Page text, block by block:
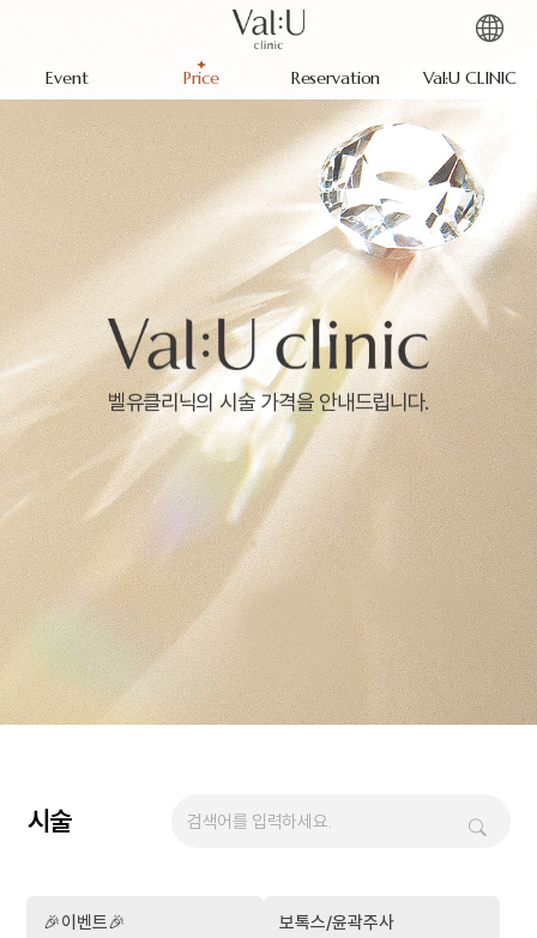
Event Price Reservation Val:U CLINIC
벨유클리닉의 시술 가격을 안내드립니다.
시술
🎉이벤트🎉 보톡스/윤곽주사